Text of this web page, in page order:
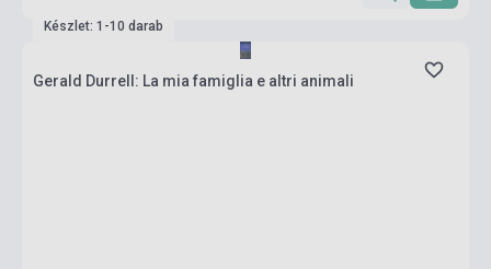
Készlet: 1-10 darab
Gerald Durrell: La mia famiglia e altri animali